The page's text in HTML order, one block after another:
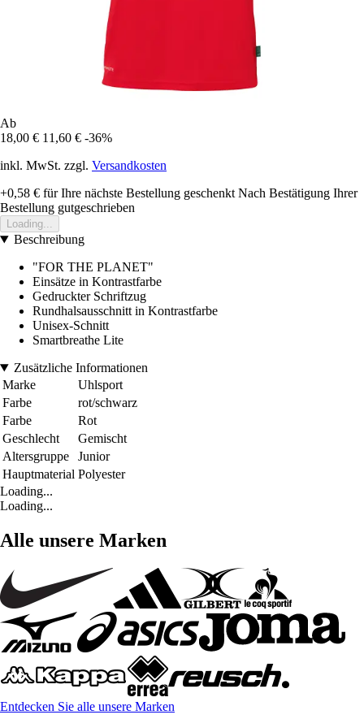
Ab
18,00 € 11,60 € -36%
inkl. MwSt. zzgl. Versandkosten
+0,58 € für Ihre nächste Bestellung geschenkt Nach Bestätigung Ihrer
Bestellung gutgeschrieben
Loading...
Beschreibung
"FOR THE PLANET"
Einsätze in Kontrastfarbe
Gedruckter Schriftzug
Rundhalsausschnitt in Kontrastfarbe
Unisex-Schnitt
Smartbreathe Lite
Zusätzliche Informationen
Marke
Uhlsport
Farbe
rot/schwarz
Farbe
Rot
Geschlecht
Gemischt
Altersgruppe
Junior
Hauptmaterial Polyester
Loading...
Loading...
Alle unsere Marken
Entdecken Sie alle unsere Marken